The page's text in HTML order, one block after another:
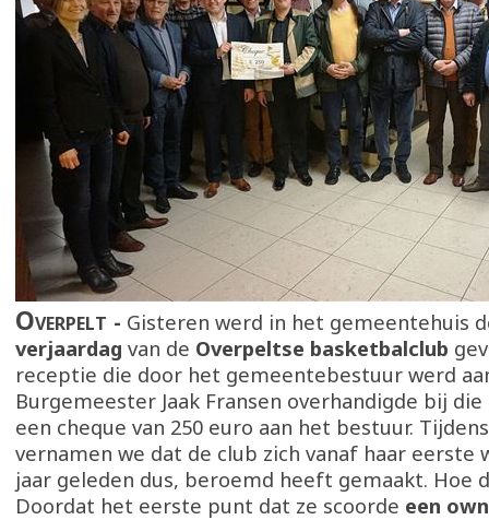
Overpelt
Gisteren werd in het gemeentehuis
verjaardag van de Overpeltse basketbalclub
receptie die door het gemeentebestuur werd
Burgemeester Jaak Fransen overhandigde bij
een cheque van 250 euro aan het bestuur.
vernamen we dat de club zich vanaf haar eerste
jaar geleden dus, beroemd heeft gemaakt. Hoe
Doordat het eerste punt dat ze scoorde een